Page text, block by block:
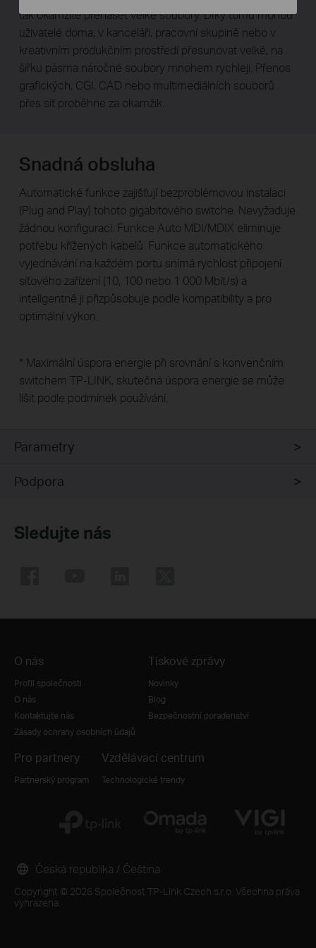
tak okamžitě přenášet velké soubory. Díky tomu mohou
uživatelé doma, v kanceláři, pracovní skupině nebo v
kreativním produkčním prostředí přesunovat velké, na
šířku pásma náročné soubory mnohem rychleji. Přenos
grafických, CGI, CAD nebo multimediálních souborů
přes síť proběhne za okamžik.
Snadná obsluha
Automatické funkce zajišťují bezproblémovou instalaci
(Plug and Play) tohoto gigabitového switche. Nevyžaduje
žádnou konfiguraci. Funkce Auto MDI/MDIX eliminuje
potřebu křížených kabelů. Funkce automatického
vyjednávání na každém portu snímá rychlost připojení
síťového zařízení (10, 100 nebo 1 000 Mbit/s) a
inteligentně ji přizpůsobuje podle kompatibility a pro
optimální výkon.
* Maximální úspora energie při srovnání s konvenčním
switchem TP-LINK, skutečná úspora energie se může
lišit podle podmínek používání.
Parametry
Podpora
Sledujte nás
O nás
Profil společnosti
O nás
Kontaktujte nás
Zásady ochrany osobních údajů
Tiskové zprávy
Novinky
Blog
Bezpečnostní poradenství
Pro partnery
Partnerský program
Vzdělávací centrum
Technologické trendy
Copyright © 2026 Společnost TP-Link Czech s.r.o. Všechna práva
vyhrazena.
Česká republika / Čeština